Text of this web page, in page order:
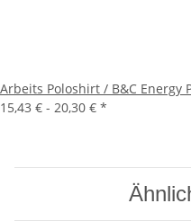
Arbeits Poloshirt / B&C Energy
15,43 € - 20,30 € *